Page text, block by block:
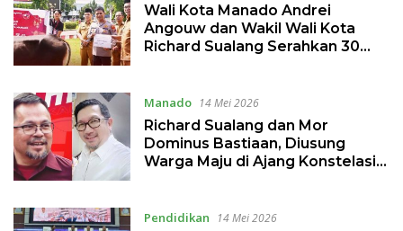
Wali Kota Manado Andrei
Angouw dan Wakil Wali Kota
Richard Sualang Serahkan 30
Manado 14 Mei 2026
Richard Sualang dan Mor
Dominus Bastiaan, Diusung
Warga Maju di Ajang Konstelasi
Pendidikan 14 Mei 2026